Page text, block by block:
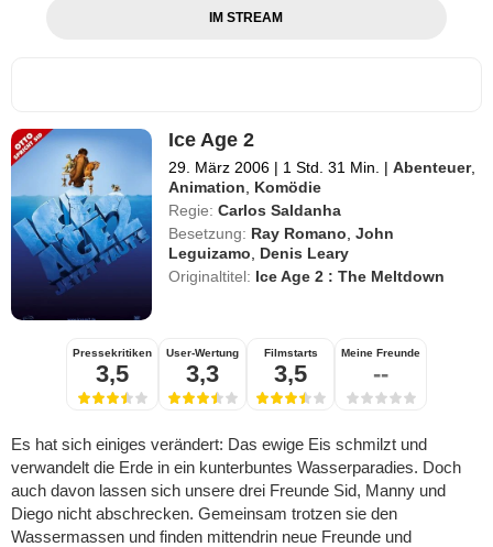
IM STREAM
Ice Age 2
29. März 2006 | 1 Std. 31 Min. | Abenteuer,
Animation
Komödie
Regie: Carlos Saldanha
Besetzung: Ray Romano ,John
Leguizamo
Denis Leary
Originaltitel: Ice Age 2 : The Meltdown
Pressekritiken
3,5
User-Wertung
3,3
Filmstarts
3,5
Meine Freunde
--
Es hat sich einiges verändert: Das ewige Eis schmilzt und
verwandelt die Erde in ein kunterbuntes Wasserparadies. Doch
auch davon lassen sich unsere drei Freunde Sid, Manny und
Diego nicht abschrecken. Gemeinsam trotzen sie den
Wassermassen und finden mittendrin neue Freunde und